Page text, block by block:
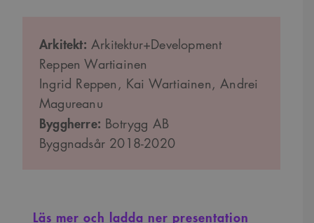
Arkitekt: Arkitektur+Development
Reppen Wartiainen
Ingrid Reppen, Kai Wartiainen, Andrei
Magureanu
Byggherre: Botrygg AB
Byggnadsår 2018-2020
Läs mer och ladda ner presentation